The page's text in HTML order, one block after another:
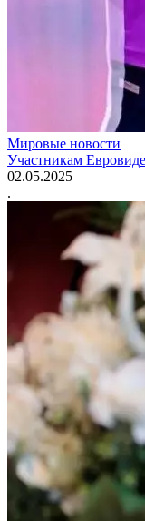
Мировые новости
Участникам
02.05.2025
.